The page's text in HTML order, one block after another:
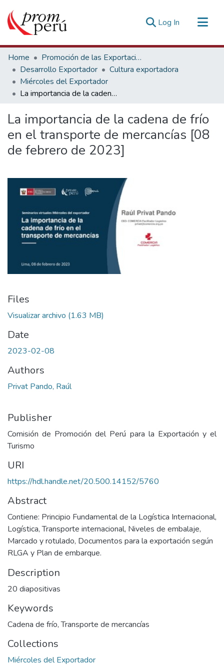
Log In (current)
Communities & Collections
All of DSpace
Statistics
Estadísticas Externas
Home
Promoción de las Exportaciones
Desarrollo Exportador
Cultura exportadora
Miércoles del Exportador
La importancia de la cadena de frío en el transporte de mercancías [08 de febrero de 2023]
La importancia de la cadena de frío
en el transporte de mercancías [08
de febrero de 2023]
Files
Visualizar archivo (1.63 MB)
Date
2023-02-08
Authors
Privat Pando, Raúl
Publisher
Comisión de Promoción del Perú para la Exportación y el
Turismo
URI
https://hdl.handle.net/20.500.14152/5760
Abstract
Contiene: Principio Fundamental de la Logística Internacional,
Logística, Transporte internacional, Niveles de embalaje,
Marcado y rotulado, Documentos para la exportación según
RLGA y Plan de embarque.
Description
20 diapositivas
Keywords
Cadena de frío,Transporte de mercancías
Collections
Miércoles del Exportador